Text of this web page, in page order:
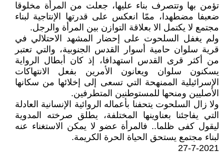
تؤمن بها وتتصرف بناء عليها، جعلت من المرأة مخلوقا
ضعبفا مضطهدا، ممّا انعكس على قدرتها الإنتاجية لبناء
مجتمع لا يكتمل الا بعلاقة التوازن بين المرأة والرجل.
ولم يغفل السلحوت على إحضار المشهد الاحتلالي في
قرية سلوان حامية أسوار القدس الجنوبية، والتي تعتبر
من أكثر قرى القدس استهدافا، إذ كان أبطال الرواية
يسكنون سلوان ويعانون الأمرين بفعل الانتهاكات
الإسرائيلية الممنهحة التي تسعى إلى إخلائها من سكانها
الأصليين ومنحها للمستوطنين المتطرفين.
ولا زال السلحوت يتحفنا بأعماله الروائية الإنسانية العادلة
التي يفاجئنا بعناوينها المختلفة، يطلق صرخته المدوية
ليقول كفى ظلما.. فالمرأة عضو لا يمكن الاستغناء عنه
لبناء مجتمع يستحق الحياة الحرة الكريمة.
27-7-2021